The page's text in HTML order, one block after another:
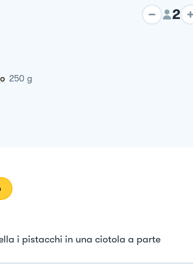
2
250 g
i pistacchi in una ciotola a parte